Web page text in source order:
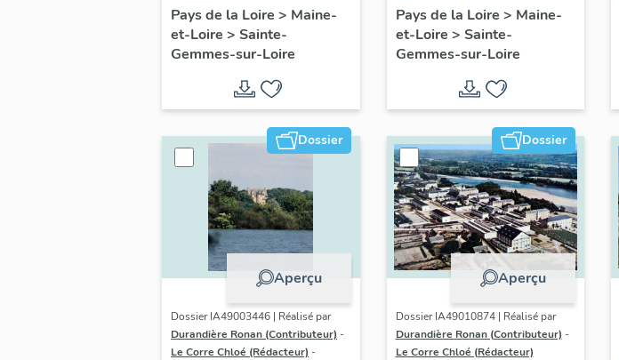
villégiature dite villa
Antoinette, 2
promenade Belle-
Pays de la Loire > Maine-
et-Loire > Sainte-
Gemmes-sur-Loire
villégiature dite Villa
L'Étoile ou Mon
Repos, 1 rue Mon-
Pays de la Loire > Maine-
et-Loire > Sainte-
Gemmes-sur-Loire
Dossier
Aperçu
Dossier IA49003446 | Réalisé par
Durandière Ronan (Contributeur) -
Le Corre Chloé (Rédacteur) -
Dossier
Aperçu
Dossier IA49010874 | Réalisé par
Durandière Ronan (Contributeur) -
Le Corre Chloé (Rédacteur)